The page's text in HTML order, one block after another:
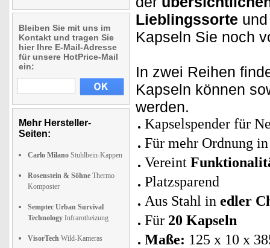
Bleiben Sie mit uns im
Kontakt und tragen Sie
hier Ihre E-Mail-Adresse
für unsere HotPrice-Mail
ein:
Mehr Hersteller-
Seiten:
Carlo Milano Stuhlbein-Kappen
Rosenstein & Söhne Thermo
Komposter
Semptec Urban Survival
Technology Infrarotheizung
VisorTech Wild-Kameras
Lieblingssorte
Kapseln Sie noch
In zwei Reihen
Kapseln können
werden.
Kapselspender für
Für mehr Ordnung
Vereint
Platzsparend
Aus Stahl in edler
Für 20 Kapseln
Maße: 125 x 10 x